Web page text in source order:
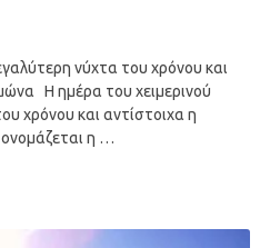
νύχτα του χρόνου και
Η ημέρα του χειμερινού
χρόνου και αντίστοιχα η
η …